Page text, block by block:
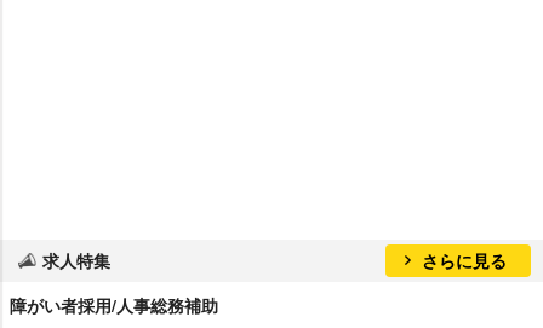
求人特集
さらに見る
障がい者採用/人事総務補助